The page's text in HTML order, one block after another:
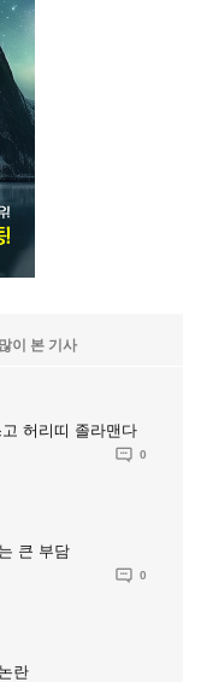
많이 본 기사
허리띠 졸라맨다
0
큰 부담
0
란